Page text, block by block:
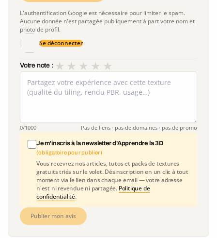
L'authentification Google est nécessaire pour limiter le spam.
Aucune donnée n'est partagée publiquement à part votre nom et
photo de profil.
Se déconnecter
Votre note : ★
★
★
★
★
0/1000 Pas de liens · pas de domaines · pas de promo
Je m'inscris à la newsletter d'Apprendre la 3D
(obligatoire pour publier)
Vous recevrez nos articles, tutos et packs de textures
gratuits triés sur le volet. Désinscription en un clic à tout
moment via le lien dans chaque email — votre adresse
n'est ni revendue ni partagée. Politique de
confidentialité.
Publier mon avis